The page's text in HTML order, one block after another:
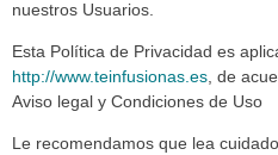
nuestros Usuarios.
Esta Política de Privacidad es
http://www.teinfusionas.es, de
Aviso legal y Condiciones de Uso
Le recomendamos que lea